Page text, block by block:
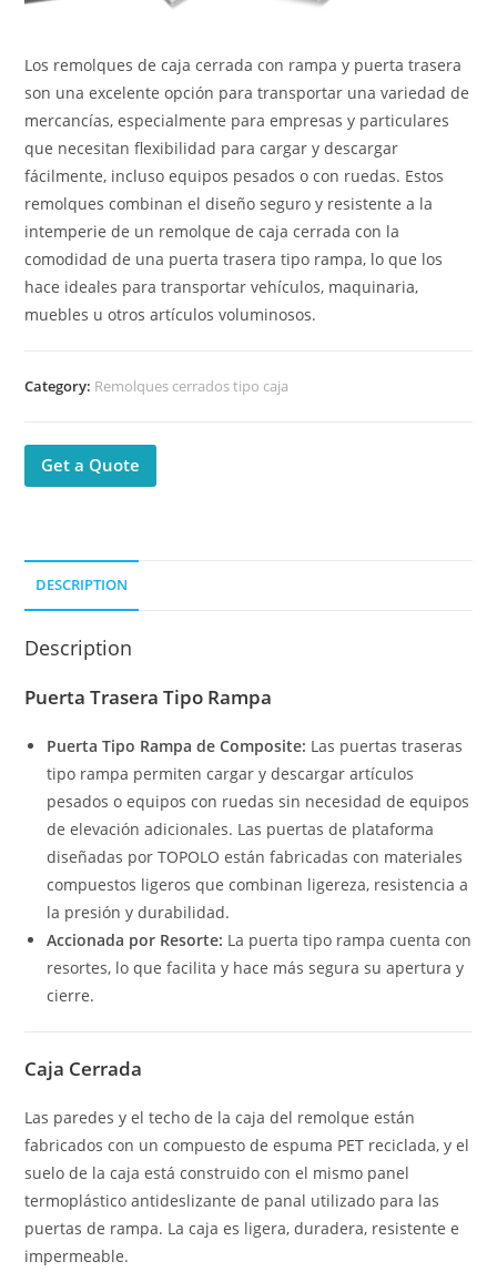
Los remolques de caja cerrada con rampa y puerta trasera
son una excelente opción para transportar una variedad de
mercancías, especialmente para empresas y particulares
que necesitan flexibilidad para cargar y descargar
fácilmente, incluso equipos pesados ​​o con ruedas. Estos
remolques combinan el diseño seguro y resistente a la
intemperie de un remolque de caja cerrada con la
comodidad de una puerta trasera tipo rampa, lo que los
hace ideales para transportar vehículos, maquinaria,
muebles u otros artículos voluminosos.
Category: Remolques cerrados tipo caja
Get a Quote
DESCRIPTION
Description
Puerta Trasera Tipo Rampa
Puerta Tipo Rampa de Composite: Las puertas traseras
tipo rampa permiten cargar y descargar artículos
pesados ​​o equipos con ruedas sin necesidad de equipos
de elevación adicionales. Las puertas de plataforma
diseñadas por TOPOLO están fabricadas con materiales
compuestos ligeros que combinan ligereza, resistencia a
la presión y durabilidad.
Accionada por Resorte: La puerta tipo rampa cuenta con
resortes, lo que facilita y hace más segura su apertura y
cierre.
Caja Cerrada
Las paredes y el techo de la caja del remolque están
fabricados con un compuesto de espuma PET reciclada, y el
suelo de la caja está construido con el mismo panel
termoplástico antideslizante de panal utilizado para las
puertas de rampa. La caja es ligera, duradera, resistente e
impermeable.